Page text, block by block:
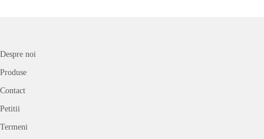
Despre noi
Produse
Contact
Petitii
Termeni